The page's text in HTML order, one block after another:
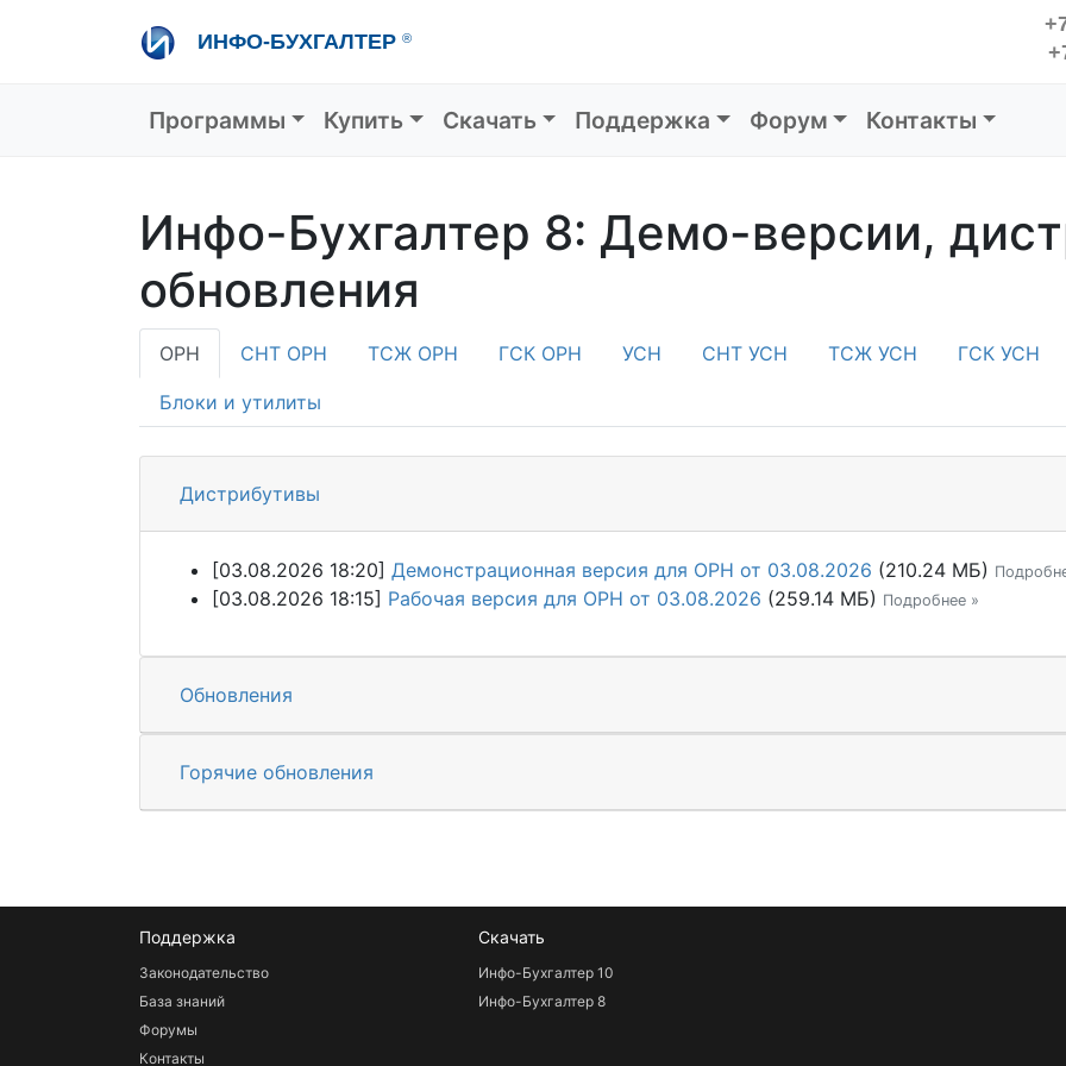
ИНФО-БУХГАЛТЕР ®
Основная навигация
Программы Купить Скачать Поддержка Форум Контакты
Инфо-Бухгалтер 8: Демо-версии,
обновления
ОРН СНТ ОРН ТСЖ ОРН ГСК ОРН УСН СНТ УСН ТСЖ УСН ГСК УСН
Блоки и утилиты
Дистрибутивы
[03.08.2026 18:20] Демонстрационная версия для ОРН от 03.08.2026 (210.24 МБ)
[03.08.2026 18:15] Рабочая версия для ОРН от 03.08.2026 (259.14 МБ) Подробнее »
Обновления
Горячие обновления
Поддержка
Законодательство
База знаний
Форумы
Контакты
Скачать
Инфо-Бухгалтер 10
Инфо-Бухгалтер 8